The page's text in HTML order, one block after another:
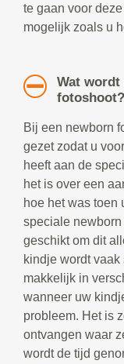
te gaan voor
mogelijk zoals u
Wat wordt
fotoshoot?
Bij een newborn
gezet zodat u
heeft aan de
het is over een
hoe het was toen
speciale
geschikt om dit
kindje wordt
makkelijk in
wanneer uw
probleem. Het is
ontvangen waar
wordt de tijd